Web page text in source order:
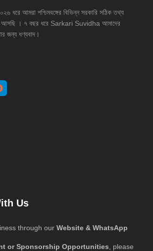
ধরে আমরা পশ্চিমবঙ্গের বিভিন্ন সরকারি সঠিক তথ্য
আসছি । ৭ বছর ধরে Sarkari Suvidha আমাদের
জন্য ধণ্যবাদ।
Us
through our Website & WhatsApp
or Sponsorship Opportunities , please